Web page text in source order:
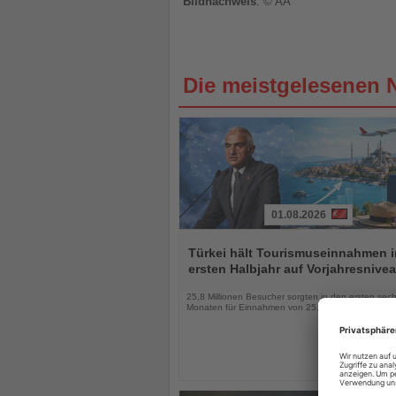
Die meistgelesenen
Sie
die
01.08.2026
Türkei hält Tourismuseinnahmen
ersten Halbjahr auf
25,8 Millionen Besucher sorgten in den ersten
Monaten für Einnahmen von 25,7 Milliarden US-